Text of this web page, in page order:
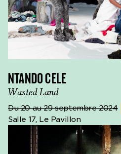
NTANDO CELE
Wasted Land
Du 20 au 29 septembre 2024
Salle 17, Le Pavillon